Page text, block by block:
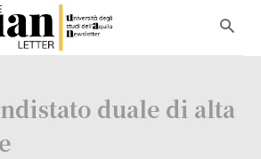
duale di alta